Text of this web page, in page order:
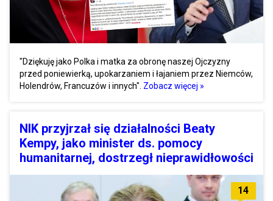
"Dziękuję jako Polka i matka za obronę naszej Ojczyzny
przed poniewierką, upokarzaniem i łajaniem przez Niemców,
Holendrów, Francuzów i innych". Zobacz więcej »
NIK przyjrzał się działalności Beaty
Kempy, jako minister ds. pomocy
humanitarnej, dostrzegł nieprawidłowości
14